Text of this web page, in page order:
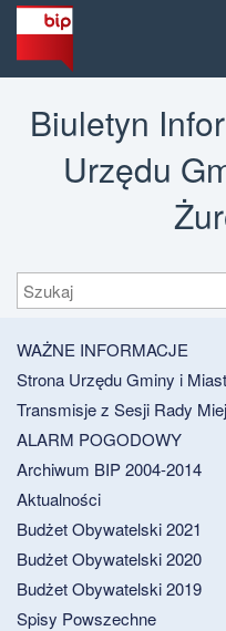
Biuletyn
Urzędu
Szukaj
WAŻNE INFORMACJE
Strona Urzędu Gminy i
Transmisje z Sesji Rady
ALARM POGODOWY
Archiwum BIP 2004-2014
Aktualności
Budżet Obywatelski 2021
Budżet Obywatelski 2020
Budżet Obywatelski 2019
Spisy Powszechne